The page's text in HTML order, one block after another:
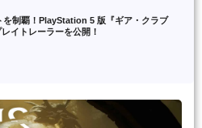
を制覇！PlayStation 5 版『ギア・クラブ
イトレーラーを公開！